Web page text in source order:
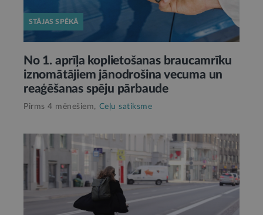
STĀJAS SPĒKĀ
No 1. aprīļa koplietošanas braucamrīku
iznomātājiem jānodrošina vecuma un
reaģēšanas spēju pārbaude
Pirms 4 mēnešiem, Ceļu satiksme